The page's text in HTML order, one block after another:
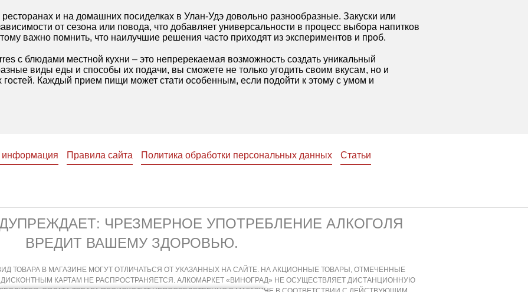
и на домашних посиделках в Улан-Удэ довольно разнообразные. Закуски или
от сезона или поводa, что добавляет универсальности в процесс выбора напитков
важно помнить, что наилучшие решения часто приходят из экспериментов и проб.
с блюдами местной кухни – это непререкаемая возможность создать уникальный
виды еды и способы их подачи, вы сможете не только угодить своим вкусам, но и
гостей. Каждый прием пищи может стати особенным, если подойти к этому с умом и
информация Правила сайта Политика обработки персональных данных Статьи
ЧРЕЗМЕРНОЕ УПОТРЕБЛЕНИЕ АЛКОГОЛЯ
ВРЕДИТ ВАШЕМУ ЗДОРОВЬЮ.
ТОВАРА В МАГАЗИНЕ МОГУТ ОТЛИЧАТЬСЯ ОТ УКАЗАННЫХ НА САЙТЕ. НА АКЦИОННЫЕ ТОВАРЫ, ОТМЕЧЕННЫЕ
КАРТАМ НЕ РАСПРОСТРАНЯЕТСЯ. АЛКОМАРКЕТ «ВИНОГРАД» НЕ ОСУЩЕСТВЛЯЕТ ДИСТАНЦИОННУЮ